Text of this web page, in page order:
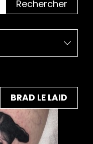
Rechercher
BRAD LE LAID